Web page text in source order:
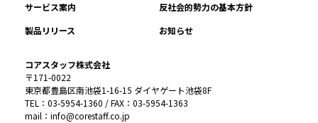
サービス案内
反社会的勢力の基本方針
製品リリース
お知らせ
コアスタッフ株式会社
〒171-0022
東京都豊島区南池袋1-16-15 ダイヤゲート池袋8F
TEL：03-5954-1360 / FAX：03-5954-1363
mail：info@corestaff.co.jp